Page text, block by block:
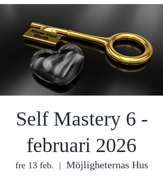
Self Mastery 6 -
februari 2026
fre 13 feb.
  |
Möjligheternas Hus